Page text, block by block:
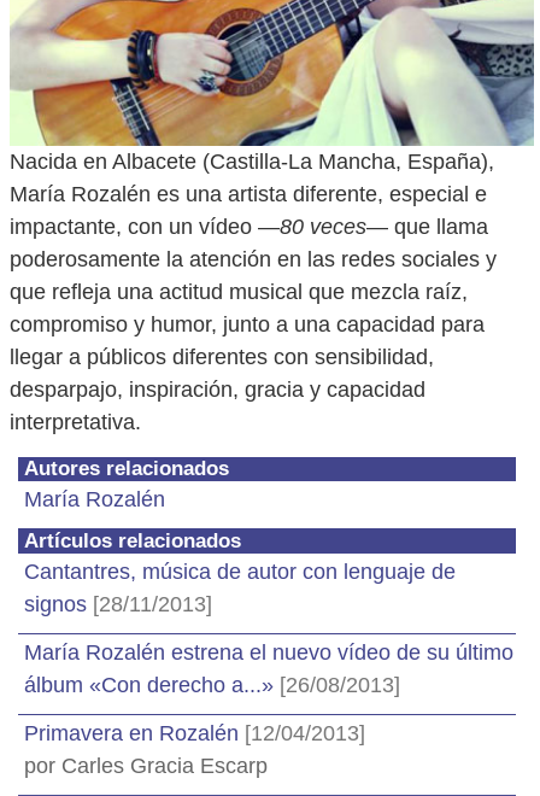
Nacida en Albacete (Castilla-La Mancha, España),
María Rozalén es una artista diferente, especial e
impactante, con un vídeo —80 veces— que llama
poderosamente la atención en las redes sociales y
que refleja una actitud musical que mezcla raíz,
compromiso y humor, junto a una capacidad para
llegar a públicos diferentes con sensibilidad,
desparpajo, inspiración, gracia y capacidad
interpretativa.
Autores relacionados
María Rozalén
Artículos relacionados
Cantantres, música de autor con lenguaje de
signos [28/11/2013]
María Rozalén estrena el nuevo vídeo de su último
álbum «Con derecho a...» [26/08/2013]
Primavera en Rozalén [12/04/2013]
por Carles Gracia Escarp